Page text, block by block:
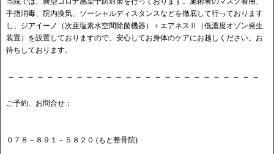
手指消毒、院内換気、ソーシャルディスタンスなどを徹底して行っております
し、ジアイーノ（次亜塩素水空間除菌機器）＋エアネスⅡ（低濃度オゾン発生
装置）を設置しておりますので、安心してお身体のケアにお越しください。お
待ちしております。
－－－－－－－－－－－－－－－－－－－－－－－－－－
ご予約、お問合せ：
０７８－８９１－５８２０ (もと整骨院)